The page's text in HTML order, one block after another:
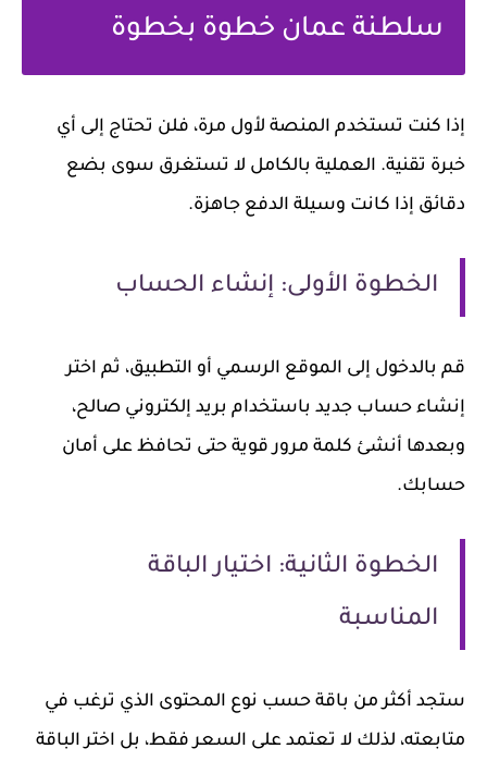
سلطنة عمان خطوة بخطوة
إذا كنت تستخدم المنصة لأول مرة، فلن تحتاج إلى أي
خبرة تقنية. العملية بالكامل لا تستغرق سوى بضع
دقائق إذا كانت وسيلة الدفع جاهزة.
الخطوة الأولى: إنشاء الحساب
قم بالدخول إلى الموقع الرسمي أو التطبيق، ثم اختر
إنشاء حساب جديد باستخدام بريد إلكتروني صالح،
وبعدها أنشئ كلمة مرور قوية حتى تحافظ على أمان
حسابك.
الخطوة الثانية: اختيار الباقة
المناسبة
ستجد أكثر من باقة حسب نوع المحتوى الذي ترغب في
متابعته، لذلك لا تعتمد على السعر فقط، بل اختر الباقة